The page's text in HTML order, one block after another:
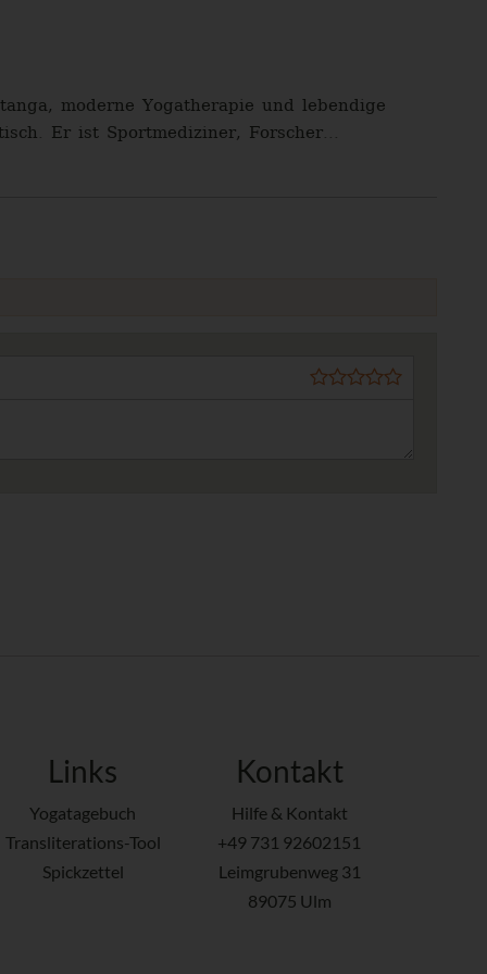
moderne Yogatherapie und lebendige
Er ist Sportmediziner, Forscher...
Links
Yogatagebuch
Transliterations-Tool
Spickzettel
Kontakt
Hilfe & Kontakt
+49 731 92602151
Leimgrubenweg 31
89075 Ulm